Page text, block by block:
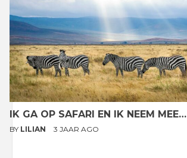
IK GA OP SAFARI EN IK NEEM MEE…
BY LILIAN 3 JAAR AGO